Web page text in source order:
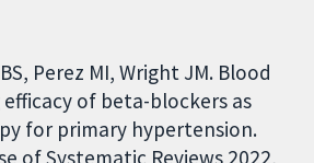
Perez MI, Wright JM. Blood
of beta-blockers as
for primary hypertension.
of Systematic Reviews 2022,